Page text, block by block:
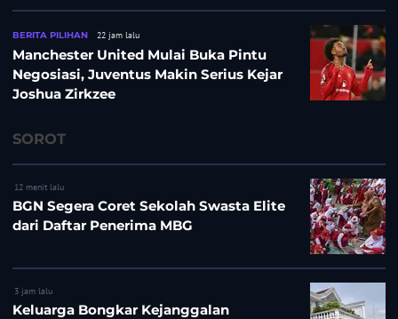
BERITA PILIHAN 22 jam lalu
Manchester United Mulai Buka Pintu
Negosiasi, Juventus Makin Serius Kejar
Joshua Zirkzee
SOROT
12 menit lalu
BGN Segera Coret Sekolah Swasta Elite
dari Daftar Penerima MBG
3 jam lalu
Keluarga Bongkar Kejanggalan